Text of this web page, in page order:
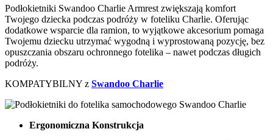
Podłokietniki Swandoo Charlie Armrest zwiększają komfort
Twojego dziecka podczas podróży w foteliku Charlie. Oferując
dodatkowe wsparcie dla ramion, to wyjątkowe akcesorium pomaga
Twojemu dziecku utrzymać wygodną i wyprostowaną pozycję, bez
opuszczania obszaru ochronnego fotelika – nawet podczas długich
podróży.
KOMPATYBILNY z Swandoo Charlie
Ergonomiczna Konstrukcja